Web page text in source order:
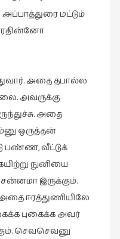
.அப்பாத்துரை மட்டும்
அதை தபால்ல
அவருக்கு
அதை
ஒருத்தன்
பண்ண, வீட்டுக்
நுனியை
சன்னமா இருக்கும்.
ஈரத்துணியிலே
புகைக்க அவர்
செவசெவனு